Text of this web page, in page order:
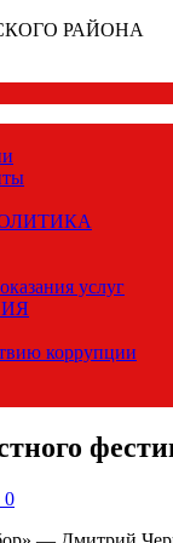
РАЙОНА
услуг
коррупции
0